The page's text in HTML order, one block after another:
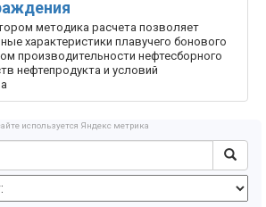
методика расчета позволяет
характеристики плавучего бонового
производительности нефтесборного
нефтепродукта и условий
используется Яндекс метрика